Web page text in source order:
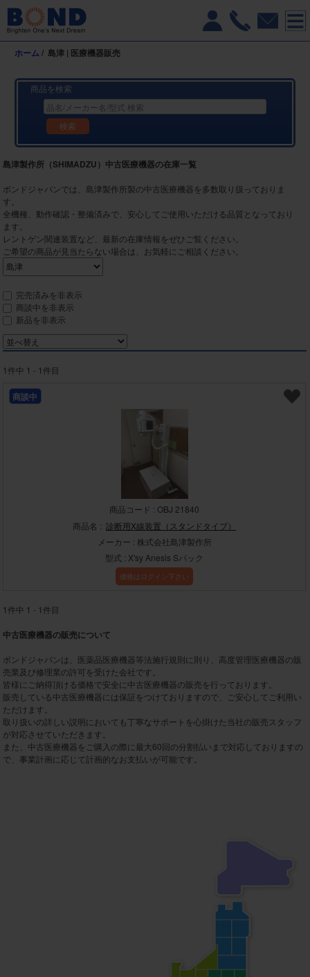
ホーム/ 島津 | 医療機器販売
商品を検索
検索
島津製作所（SHIMADZU）中古医療機器の在庫一覧
ボンドジャパンでは、島津製作所製の中古医療機器を多数取り扱っておりま
す。
全機種、動作確認・整備済みで、安心してご使用いただける品質となっており
ます。
レントゲン関連装置など、最新の在庫情報をぜひご覧ください。
ご希望の商品が見当たらない場合は、お気軽にご相談ください。
完売済みを非表示
商談中を非表示
新品を非表示
1件中 1 - 1件目
商談中
商品コード : OBJ 21840
商品名 :診断用X線装置（スタンドタイプ）
メーカー : 株式会社島津製作所
型式 : X'sy Anesis Sパック
価格はログイン下さい
1件中 1 - 1件目
中古医療機器の販売について
ボンドジャパンは、医薬品医療機器等法施行規則に則り、高度管理医療機器の販
売業及び修理業の許可を受けた会社です。
皆様にご納得頂ける価格で安全に中古医療機器の販売を行っております。
販売している中古医療機器には保証をつけておりますので、ご安心してご利用い
ただけます。
取り扱いの詳しい説明においても丁寧なサポートを心掛けた当社の販売スタッフ
が対応させていただきます。
また、中古医療機器をご購入の際に最大60回の分割払いまで対応しておりますの
で、事業計画に応じて計画的なお支払いが可能です。